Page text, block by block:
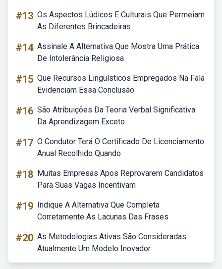
#13 Os Aspectos Lúdicos E Culturais Que Permeiam
As Diferentes Brincadeiras
#14 Assinale A Alternativa Que Mostra Uma Prática
De Intolerância Religiosa
#15 Que Recursos Linguísticos Empregados Na Fala
Evidenciam Essa Conclusão
#16 São Atribuições Da Teoria Verbal Significativa
Da Aprendizagem Exceto
#17 O Condutor Terá O Certificado De Licenciamento
Anual Recolhido Quando
#18 Muitas Empresas Apos Reprovarem Candidatos
Para Suas Vagas Incentivam
#19 Indique A Alternativa Que Completa
Corretamente As Lacunas Das Frases
#20 As Metodologias Ativas São Consideradas
Atualmente Um Modelo Inovador